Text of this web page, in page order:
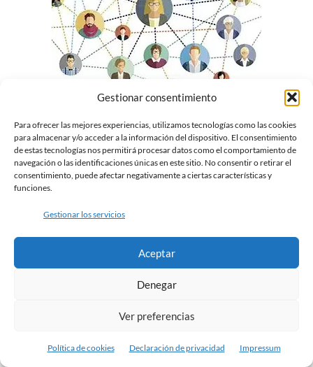
Gestionar consentimiento
Para ofrecer las mejores experiencias, utilizamos tecnologías como las cookies
para almacenar y/o acceder a la información del dispositivo. El consentimiento
de estas tecnologías nos permitirá procesar datos como el comportamiento de
navegación o las identificaciones únicas en este sitio. No consentir o retirar el
consentimiento, puede afectar negativamente a ciertas características y
funciones.
Gestionar los servicios
Aceptar
Denegar
Ver preferencias
Política de cookies Declaración de privacidad Impressum
Test online relaciones interpersonales
€69.00 - €99.00Rango
de
precios:
Seleccionar opciones